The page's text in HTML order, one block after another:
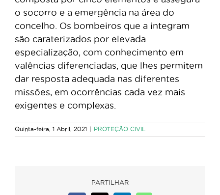
o socorro e a emergência na área do
concelho. Os bombeiros que a integram
são caraterizados por elevada
especialização, com conhecimento em
valências diferenciadas, que lhes permitem
dar resposta adequada nas diferentes
missões, em ocorrências cada vez mais
exigentes e complexas.
Quinta-feira, 1 Abril, 2021 | PROTEÇÃO CIVIL
PARTILHAR